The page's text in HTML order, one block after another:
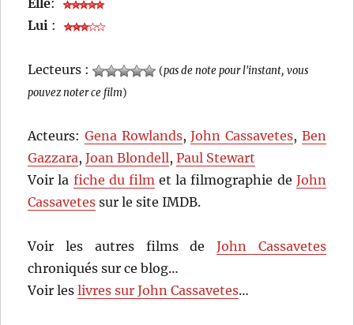
Elle:
Lui :
Lecteurs : (pas de note pour l'instant, vous
pouvez noter ce film)
Acteurs: Gena Rowlands,John Cassavetes, Ben
Gazzara,Joan Blondell,Paul Stewart
Voir la fiche du filmet la filmographie de John
Cassavetes sur le site IMDB.
Voir les autres films de John Cassavetes
chroniqués sur ce blog…
Voir leslivres sur John Cassavetes…